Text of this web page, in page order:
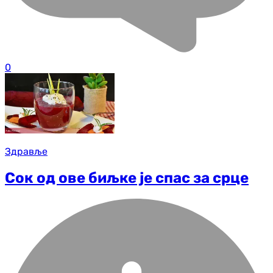
0
Здравље
Сок од ове биљке је спас за срце